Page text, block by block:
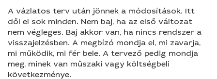
A vázlatos terv után jönnek a módosítások. Itt
dől el sok minden. Nem baj, ha az első változat
nem végleges. Baj akkor van, ha nincs rendszer a
visszajelzésben. A megbízó mondja el, mi zavarja,
mi működik, mi fér bele. A tervező pedig mondja
meg, minek van műszaki vagy költségbeli
következménye.